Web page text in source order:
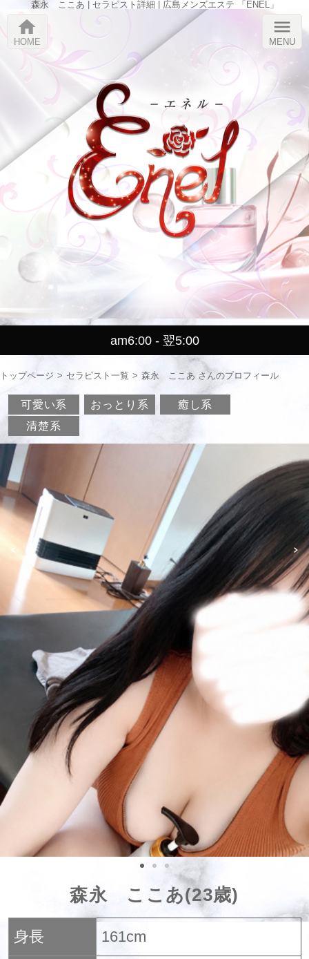
森永 ここあ | セラピスト詳細 | 広島メンズエステ 「ENEL」
am6:00 - 翌5:00
home
HOME
menu
MENU
トップページ セラピスト一覧 森永 ここあ さんのプロフィール
可愛い系 おっとり系
癒し系
清楚系
森永 ここあ(23歳)
身長
161cm